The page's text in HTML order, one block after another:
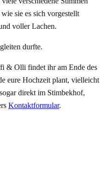
sie es sich vorgestellt
voller Lachen.
durfte.
& Olli findet ihr am Ende des
eure Hochzeit plant, vielleicht
direkt im Stimbekhof,
Kontaktformular.